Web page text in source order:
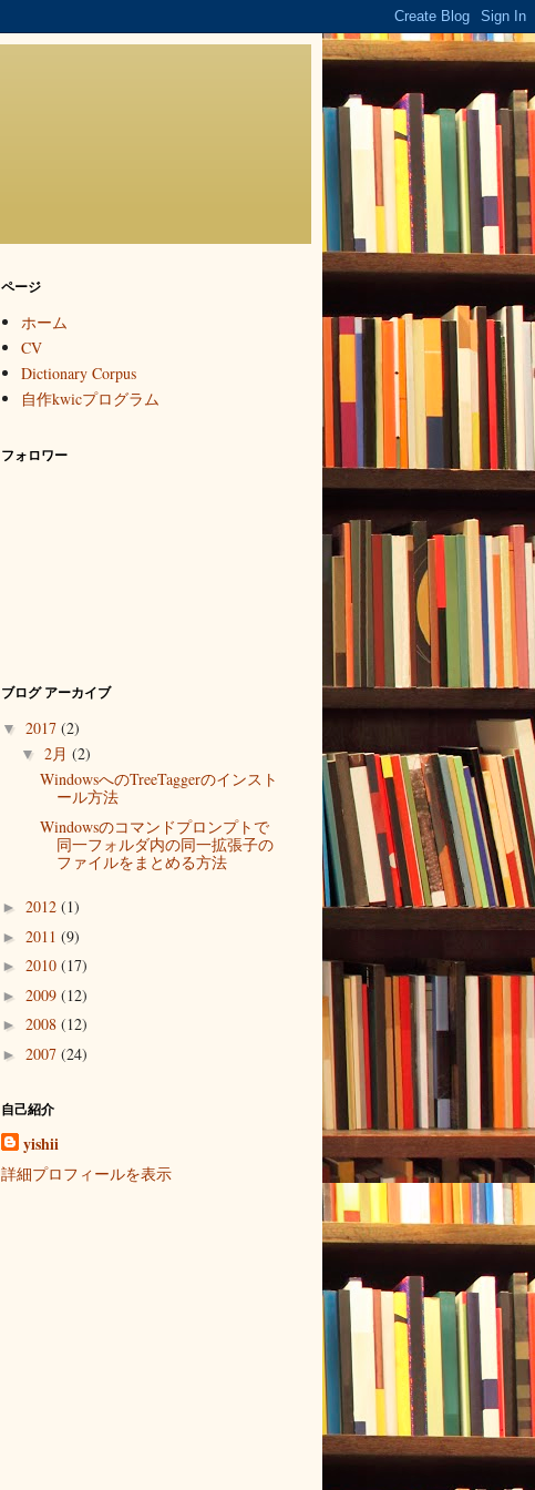
ページ
ホーム
CV
Dictionary Corpus
自作kwicプログラム
フォロワー
ブログ アーカイブ
▼ 2017 (2)
▼ 2月 (2)
WindowsへのTreeTaggerのインスト
ール方法
Windowsのコマンドプロンプトで
同一フォルダ内の同一拡張子の
ファイルをまとめる方法
► 2012 (1)
► 2011 (9)
► 2010 (17)
► 2009 (12)
► 2008 (12)
► 2007 (24)
自己紹介
yishii
詳細プロフィールを表示